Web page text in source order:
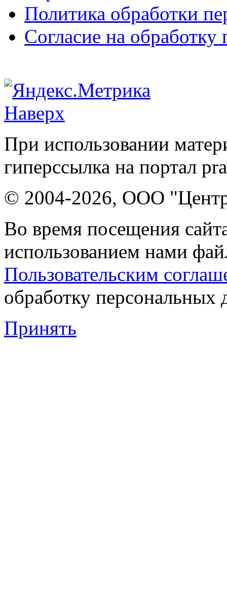
Политика обработки
Согласие на
Наверх
При использовании
гиперссылка на портал
© 2004-2026, ООО "Центр
Во время посещения
использованием нами
Пользовательским
обработку персональных
Принять